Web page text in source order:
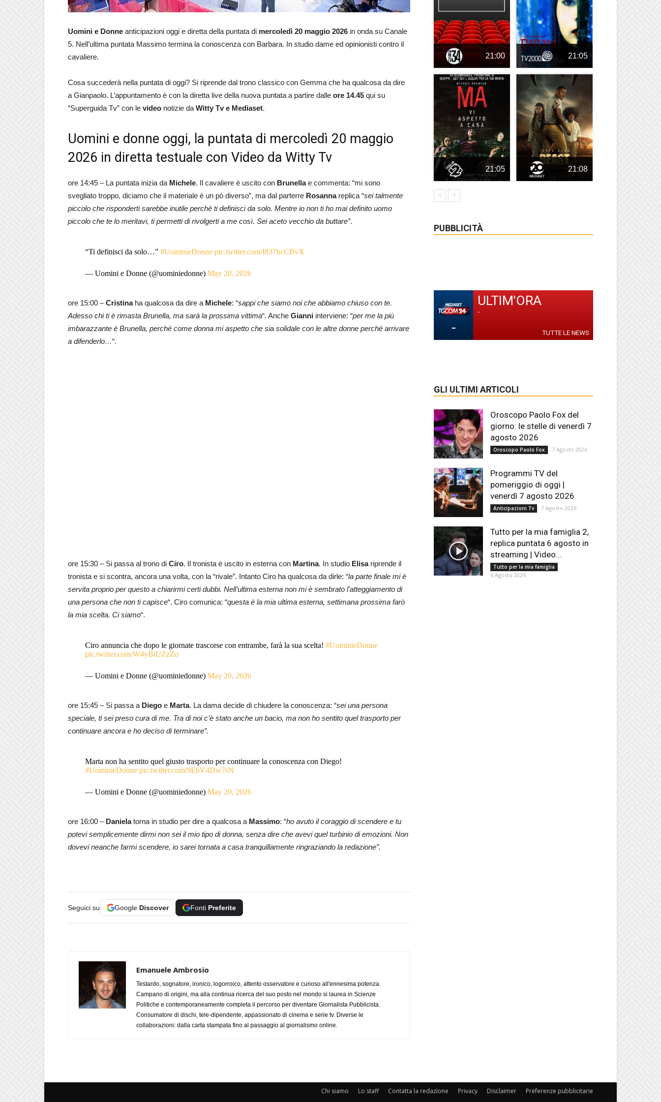
Uomini e Donne anticipazioni oggi e diretta della puntata di mercoledì 20 maggio 2026 in onda su Canale
5. Nell’ultima puntata Massimo termina la conoscenza con Barbara. In studio dame ed opinionisti contro il
cavaliere.
Cosa succederà nella puntata di oggi? Si riprende dal trono classico con Gemma che ha qualcosa da dire
a Gianpaolo. L’appuntamento è con la diretta live della nuova puntata a partire dalle ore 14.45 qui su
“Superguida Tv” con le video notizie da Witty Tv e Mediaset.
Uomini e donne oggi, la puntata di mercoledì 20 maggio
2026 in diretta testuale con Video da Witty Tv
ore 14:45 – La puntata inizia da Michele. Il cavaliere è uscito con Brunellae commenta: “mi sono
svegliato troppo, diciamo che il materiale è un pò diverso”, ma dal parterre Rosannareplica “sei talmente
piccolo che risponderti sarebbe inutile perchè ti definisci da solo. Mentre io non ti ho mai definito uomo
piccolo che te lo meritavi, ti permetti di rivolgerti a me così. Sei aceto vecchio da buttare”.
“Ti definisci da solo…” #UominieDonne pic.twitter.com/I837hcCBvX
— Uomini e Donne (@uominiedonne) May 20, 2026
ore 15:00 –Cristinaha qualcosa da dire a Michele: “sappi che siamo noi che abbiamo chiuso con te.
Adesso chi ti è rimasta Brunella, ma sarà la prossima vittima“. Anche Gianni interviene: “per me la più
imbarazzante è Brunella, perchè come donna mi aspetto che sia solidale con le altre donne perchè arrivare
a difenderlo…“.
ore 15:30 – Si passa al trono di Ciro. Il tronista è uscito in esterna con Martina. In studio Elisariprende il
tronista e si scontra, ancora una volta, con la “rivale”. Intanto Ciro ha qualcosa da dirle: “la parte finale mi è
servita proprio per questo a chiarirmi certi dubbi. Nell’ultima esterna non mi è sembrato l’atteggiamento di
una persona che non ti capisce“. Ciro comunica: “questa è la mia ultima esterna, settimana prossima farò
la mia scelta. Ci siamo“.
Ciro annuncia che dopo le giornate trascorse con entrambe, farà la sua scelta! #UominieDonne
pic.twitter.com/W4yBtUZzZo
— Uomini e Donne (@uominiedonne) May 20, 2026
ore 15:45 – Si passa a Diego e Marta. La dama decide di chiudere la conoscenza: “sei una persona
speciale, ti sei preso cura di me. Tra di noi c’è stato anche un bacio, ma non ho sentito quel trasporto per
continuare ancora e ho deciso di terminare”.
Marta non ha sentito quel giusto trasporto per continuare la conoscenza con Diego!
#UominieDonne pic.twitter.com/9EhV4Dw7sN
— Uomini e Donne (@uominiedonne) May 20, 2026
ore 16:00 – Danielatorna in studio per dire a qualcosa a Massimo: “ho avuto il coraggio di scendere e tu
potevi semplicemente dirmi non sei il mio tipo di donna, senza dire che avevi quel turbinio di emozioni. Non
dovevi neanche farmi scendere, io sarei tornata a casa tranquillamente ringraziando la redazione”.
Seguici su Google Discover Fonti Preferite
Emanuele Ambrosio
Testardo, sognatore, ironico, logorroico, attento osservatore e curioso all'ennesima potenza.
Campano di origini, ma alla continua ricerca del suo posto nel mondo si laurea in Scienze
Politiche e contemporaneamente completa il percorso per diventare Giornalista Pubblicista.
Consumatore di dischi, tele-dipendente, appassionato di cinema e serie tv. Diverse le
collaborazioni: dalla carta stampata fino al passaggio al giornalismo online.
21:00 21:05
21:05 21:08
PUBBLICITÀ
-
ULTIM'ORA
-
TUTTE LE NEWS
GLI ULTIMI ARTICOLI
Oroscopo Paolo Fox del
giorno: le stelle di venerdì 7
agosto 2026
Oroscopo Paolo Fox 7 Agosto 2026
Programmi TV del
pomeriggio di oggi |
venerdì 7 agosto 2026
Anticipazioni Tv 7 Agosto 2026
Tutto per la mia famiglia 2,
replica puntata 6 agosto in
streaming | Video...
Tutto per la mia famiglia
6 Agosto 2026
Chi siamo Lo staff Contatta la redazione Privacy Disclaimer Preferenze pubblicitarie